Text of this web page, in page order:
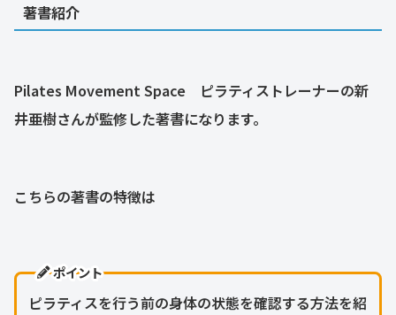
著書紹介
Pilates Movement Space ピラティストレーナーの新
井亜樹さんが監修した著書になります。
こちらの著書の特徴は
ポイント
ピラティスを行う前の身体の状態を確認する方法を紹